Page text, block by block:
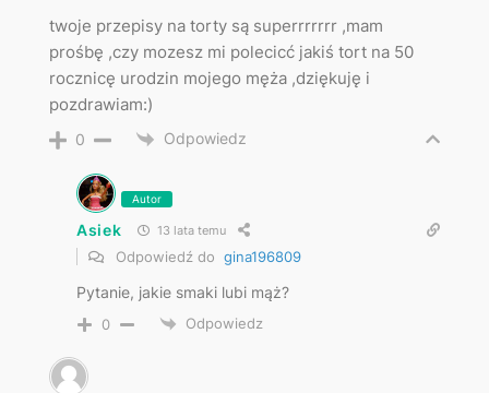
twoje przepisy na torty są superrrrrrr ,mam
prośbę ,czy mozesz mi polecicć jakiś tort na 50
rocznicę urodzin mojego męża ,dziękuję i
pozdrawiam:)
0 Odpowiedz
Autor
Asiek 13 lata temu
Odpowiedź do gina196809
Pytanie, jakie smaki lubi mąż?
0 Odpowiedz